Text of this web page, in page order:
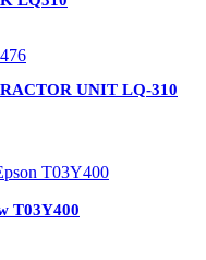
UNIT LQ-310
T03Y400